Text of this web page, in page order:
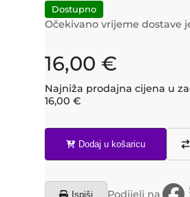
Dostupno
Očekivano vrijeme dostave
16,00 €
Najniža prodajna cijena u
16,00 €
Dodaj u košaricu
Ispiši Podijeli na